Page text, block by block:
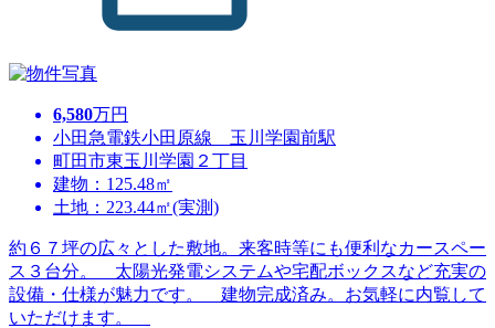
6,580万円
小田急電鉄小田原線 玉川学園前駅
町田市東玉川学園２丁目
建物：125.48㎡
土地：223.44㎡(実測)
約６７坪の広々とした敷地。来客時等にも便利なカースペー
ス３台分。 太陽光発電システムや宅配ボックスなど充実の
設備・仕様が魅力です。 建物完成済み。お気軽に内覧して
いただけます。